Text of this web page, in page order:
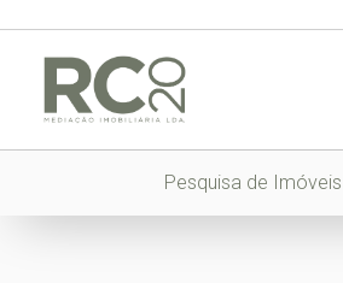
Pesquisa de Imóveis